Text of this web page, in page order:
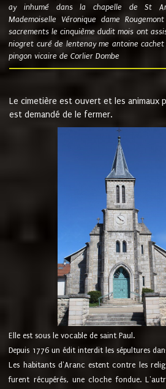
ay inhumé dans la chapelle de St
Mademoiselle Véronique dame
sacrements le cinquième dudit mois ont
niogret curé de lentenay me antoine
pingon vicaire de Corlier Dombe
Le cimetière est ouvert et les animaux
est demandé de le fermer.
Elle est sous le vocable de saint Paul.
Depuis 1776 un édit interdit les sépultures
Les habitants d'Aranc estent contre les
furent récupérés, une cloche fondue.